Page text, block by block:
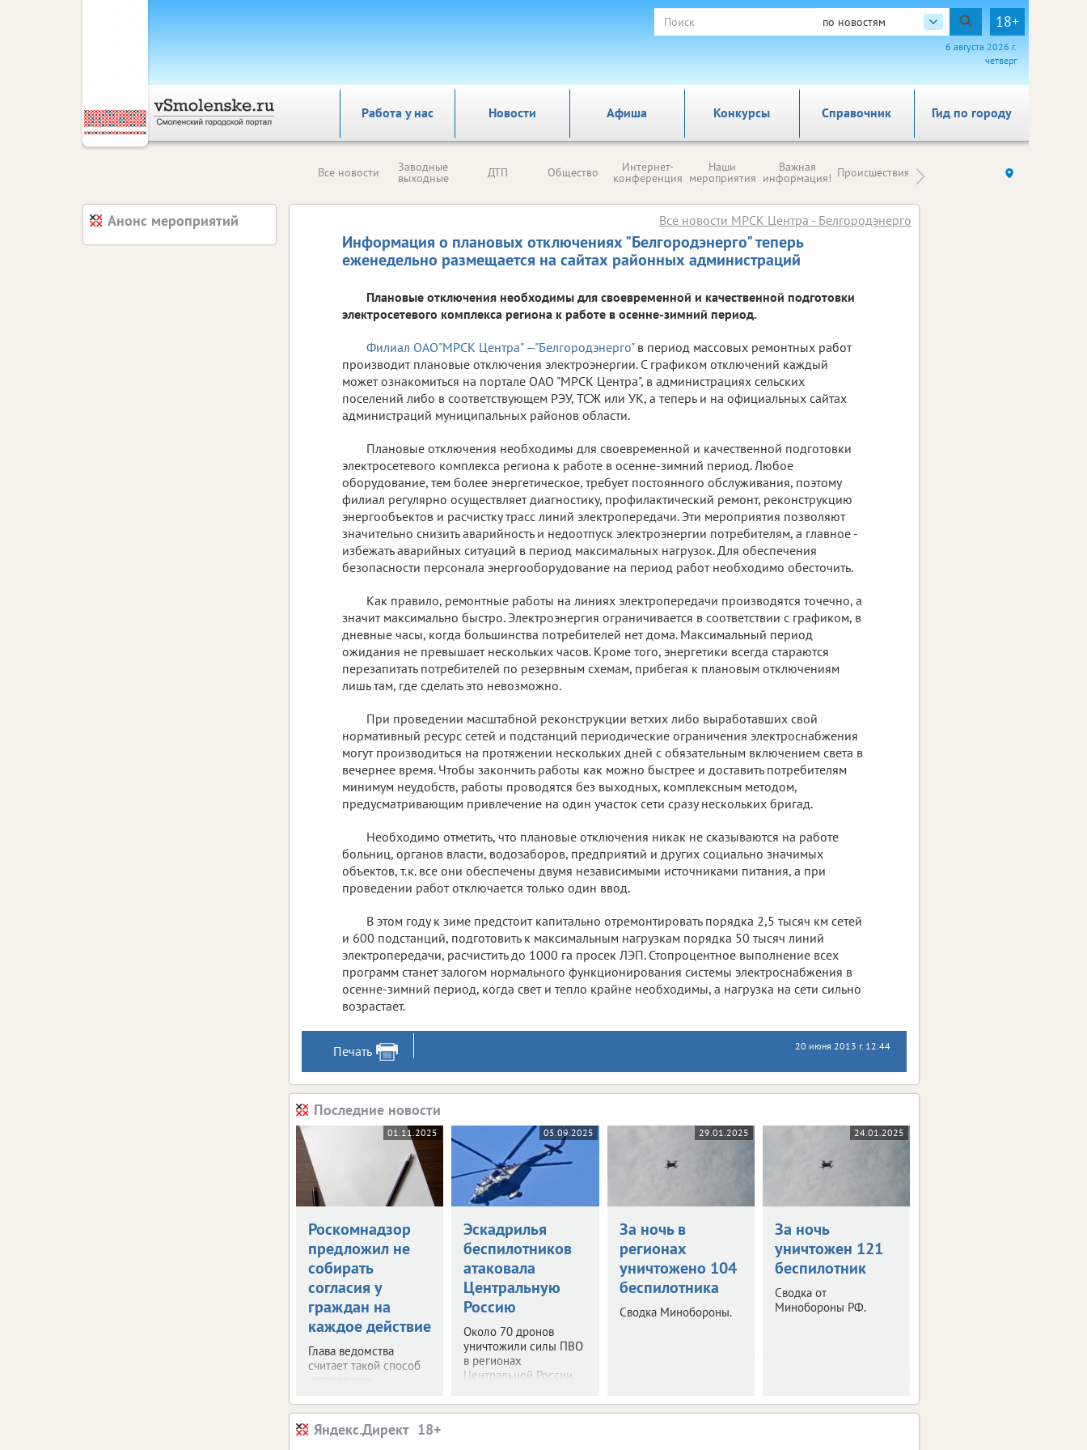
по новостям 18+
6 августа 2026 г.
четверг
Работа у нас Новости Афиша Справочник Гид по городу
Конкурсы
Все новости Заводные
выходные ДТП Общество Интернет-
конференция
Наши
мероприятия
Важная
информация! Происшествия Здоровье компаний (на
Информация о плановых отключениях "Белгородэнерго" теперь
еженедельно размещается на сайтах районных администраций
Все новости МРСК Центра - Белгородэнерго
Плановые отключения необходимы для своевременной и качественной подготовки
электросетевого комплекса региона к работе в осенне-зимний период.
Филиал ОАО"МРСК Центра" —"Белгородэнерго"в период массовых ремонтных работ
производит плановые отключения электроэнергии. С графиком отключений каждый
может ознакомиться на портале ОАО "МРСК Центра", в администрациях сельских
поселений либо в соответствующем РЭУ, ТСЖ или УК, а теперь и на официальных сайтах
администраций муниципальных районов области.
Плановые отключения необходимы для своевременной и качественной подготовки
электросетевого комплекса региона к работе в осенне-зимний период. Любое
оборудование, тем более энергетическое, требует постоянного обслуживания, поэтому
филиал регулярно осуществляет диагностику, профилактический ремонт, реконструкцию
энергообъектов и расчистку трасс линий электропередачи. Эти мероприятия позволяют
значительно снизить аварийность и недоотпуск электроэнергии потребителям, а главное -
избежать аварийных ситуаций в период максимальных нагрузок. Для обеспечения
безопасности персонала энергооборудование на период работ необходимо обесточить.
Как правило, ремонтные работы на линиях электропередачи производятся точечно, а
значит максимально быстро. Электроэнергия ограничивается в соответствии с графиком, в
дневные часы, когда большинства потребителей нет дома. Максимальный период
ожидания не превышает нескольких часов. Кроме того, энергетики всегда стараются
перезапитать потребителей по резервным схемам, прибегая к плановым отключениям
лишь там, где сделать это невозможно.
При проведении масштабной реконструкции ветхих либо выработавших свой
нормативный ресурс сетей и подстанций периодические ограничения электроснабжения
могут производиться на протяжении нескольких дней с обязательным включением света в
вечернее время. Чтобы закончить работы как можно быстрее и доставить потребителям
минимум неудобств, работы проводятся без выходных, комплексным методом,
предусматривающим привлечение на один участок сети сразу нескольких бригад.
Необходимо отметить, что плановые отключения никак не сказываются на работе
больниц, органов власти, водозаборов, предприятий и других социально значимых
объектов, т.к. все они обеспечены двумя независимыми источниками питания, а при
проведении работ отключается только один ввод.
В этом году к зиме предстоит капитально отремонтировать порядка 2,5 тысяч км сетей
и 600 подстанций, подготовить к максимальным нагрузкам порядка 50 тысяч линий
электропередачи, расчистить до 1000 га просек ЛЭП. Стопроцентное выполнение всех
программ станет залогом нормального функционирования системы электроснабжения в
осенне-зимний период, когда свет и тепло крайне необходимы, а нагрузка на сети сильно
возрастает.
Печать 20 июня 2013 г. 12:44
Последние новости
01.11.2025
Роскомнадзор
предложил не
собирать
согласия у
граждан на
каждое действие
Глава ведомства
считает такой способ
05.09.2025
Эскадрилья
беспилотников
атаковала
Центральную
Россию
Около 70 дронов
уничтожили силы ПВО
в регионах
Центральной России.
29.01.2025
За ночь в
регионах
уничтожено 104
беспилотника
Сводка Минобороны.
24.01.2025
За ночь
уничтожен 121
беспилотник
Сводка от
Минобороны РФ.
Яндекс.Директ
Анонс мероприятий